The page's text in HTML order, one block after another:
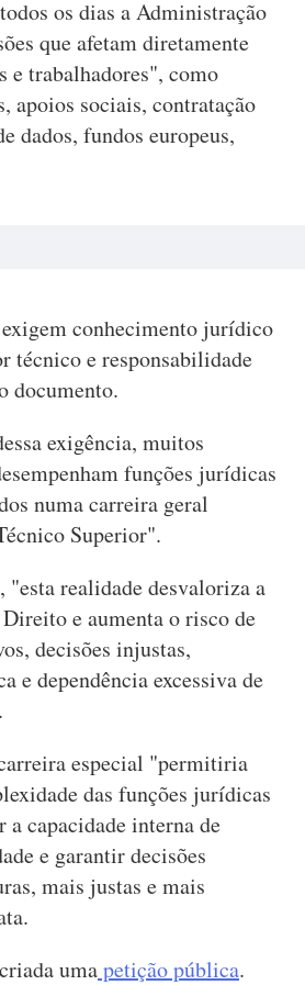
os dias a Administração
que afetam diretamente
e trabalhadores", como
apoios sociais, contratação
dados, fundos europeus,
conhecimento jurídico
técnico e responsabilidade
documento.
exigência, muitos
funções jurídicas
numa carreira geral
Superior".
realidade desvaloriza a
e aumenta o risco de
decisões injustas,
e dependência excessiva de
especial "permitiria
das funções jurídicas
capacidade interna de
e garantir decisões
mais justas e mais
umapetição pública.